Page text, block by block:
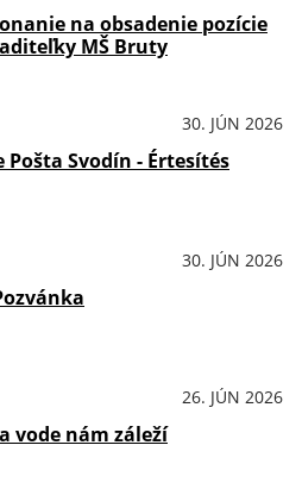
na obsadenie pozície
MŠ Bruty
30. JÚN 2026
Pošta Svodín - Értesítés
30. JÚN 2026
26. JÚN 2026
vode nám záleží